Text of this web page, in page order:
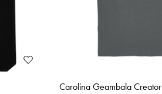
Carolina Geambala